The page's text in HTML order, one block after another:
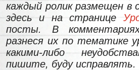
каждый ролик размещен
здесь и на странице
посты. В
разнеся их по тематике
какими-либо
пишите, буду исправлять.